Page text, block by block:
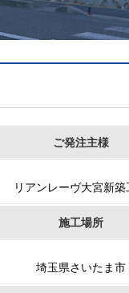
ご発注主様
リアンレーヴ大宮新築
施工場所
埼玉県さいたま市